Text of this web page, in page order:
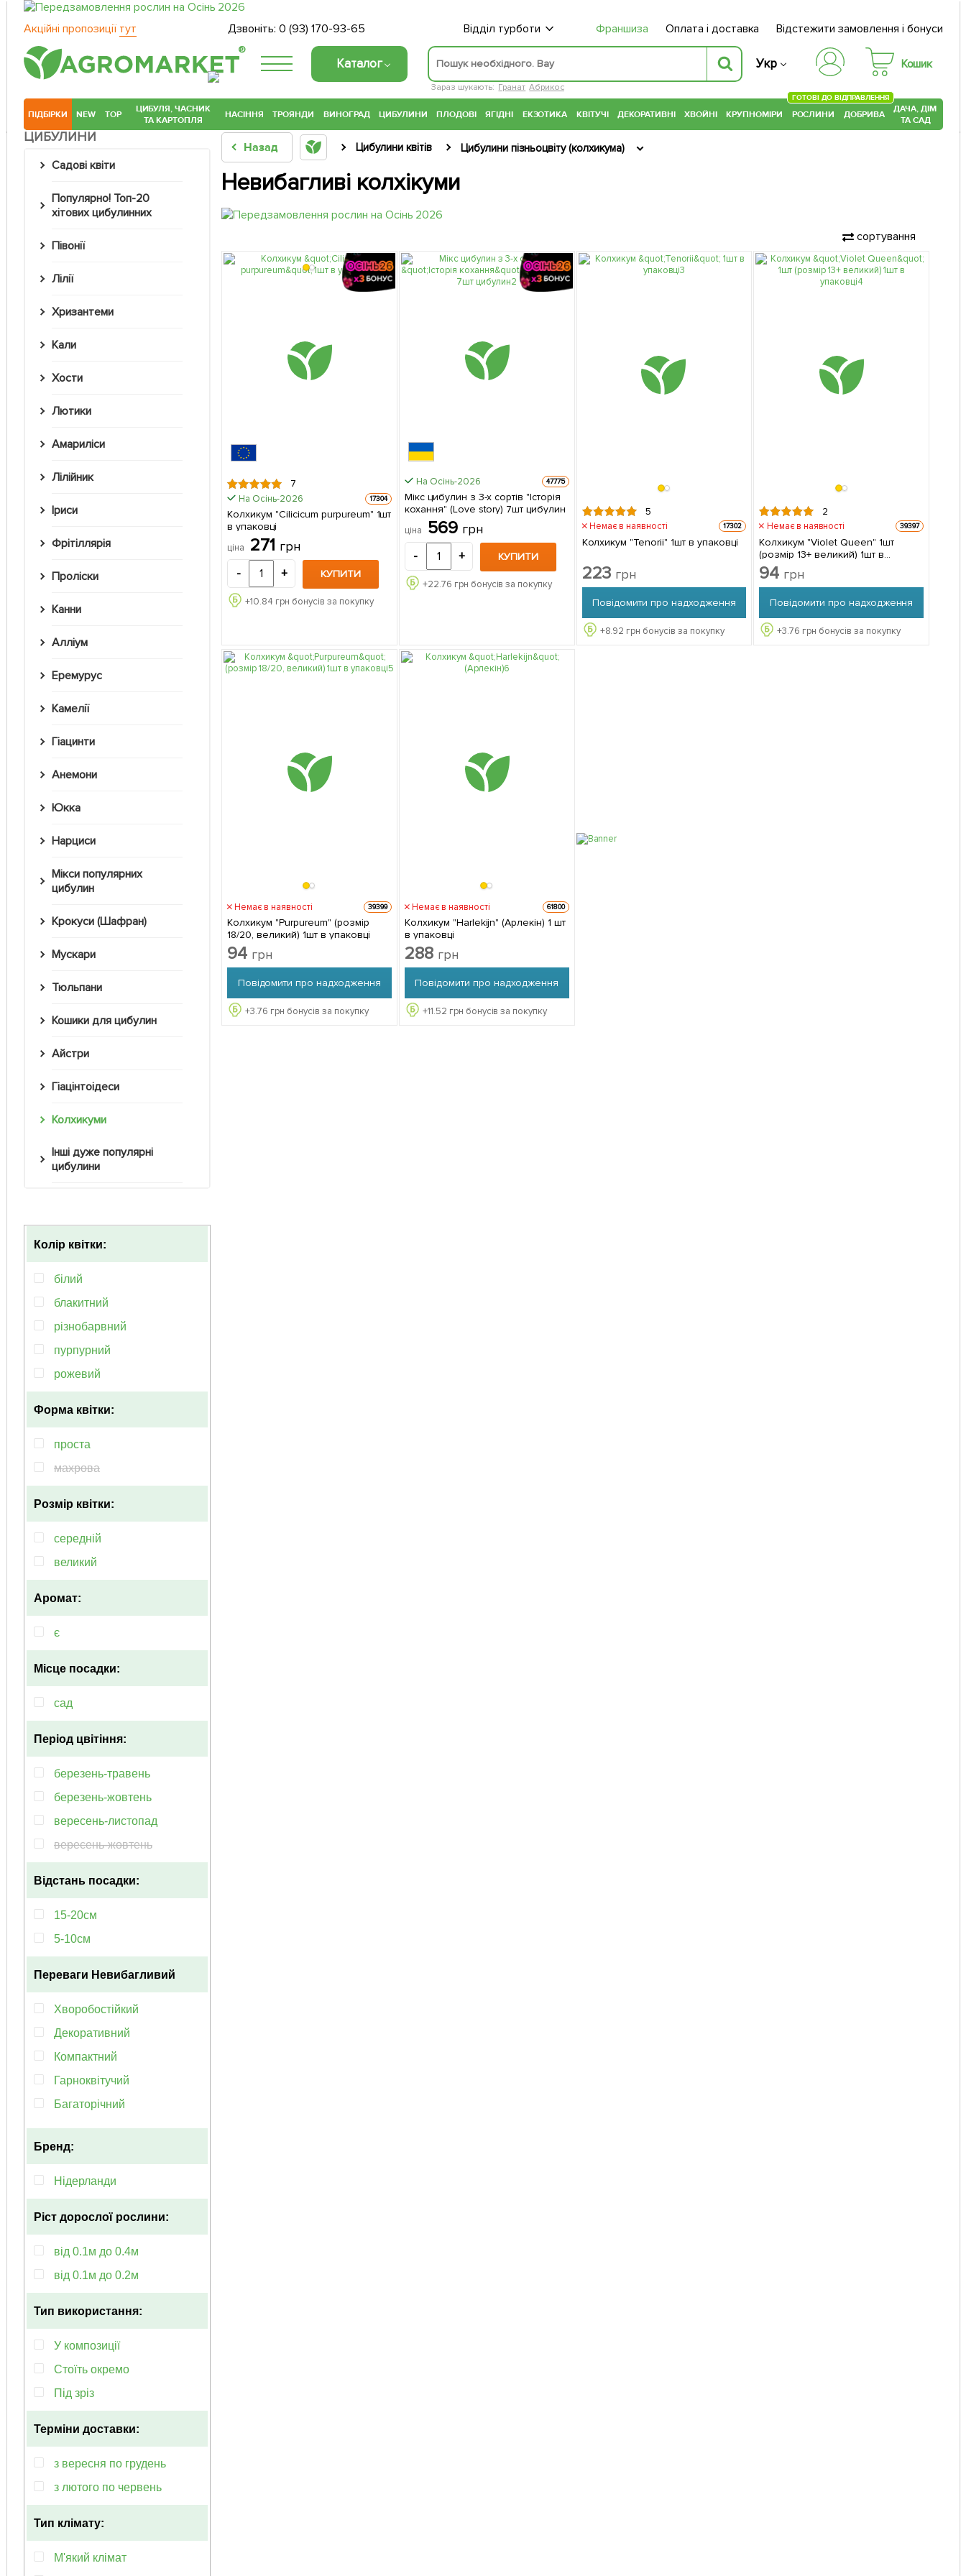
Акційні пропозиції тут Дзвоніть: 0 (93) 170-93-65 Відділ турботи Франшиза Оплата і доставка Відстежити замовлення і бонуси
®
Каталог
Зараз шукають: Гранат Абрикос
Укр Кошик
ПІДБІРКИ NEW TOP
ЦИБУЛЯ, ЧАСНИК
ТА КАРТОПЛЯ
НАСІННЯ ТРОЯНДИ ВИНОГРАД ЦИБУЛИНИ ПЛОДОВІ ЯГІДНІ ЕКЗОТИКА КВІТУЧІ ДЕКОРАТИВНІ ХВОЙНІ КРУПНОМІРИ РОСЛИНИ
ГОТОВІ ДО ВІДПРАВЛЕННЯ
ДОБРИВА
ДАЧА, ДІМ
ТА САД
ЦИБУЛИНИ
Садові квіти
Популярно! Топ-20
хітових цибулинних
Півонії
Лілії
Хризантеми
Кали
Хости
Лютики
Амариліси
Лілійник
Іриси
Фрітіллярія
Проліски
Канни
Алліум
Еремурус
Камелії
Гіацинти
Анемони
Юкка
Нарциси
Мікси популярних
цибулин
Крокуси (Шафран)
Мускари
Тюльпани
Кошики для цибулин
Айстри
Гіацінтоідеси
Колхикуми
Інші дуже популярні
цибулини
Колір квітки:
білий
блакитний
рiзнобарвний
пурпурний
рожевий
Форма квітки:
проста
махрова
Розмір квітки:
середній
великий
Аромат:
є
Місце посадки:
сад
Період цвітіння:
березень-травень
березень-жовтень
вересень-листопад
вересень-жовтень
Відстань посадки:
15-20см
5-10см
Переваги Невибагливий
Хворобостійкий
Декоративний
Компактний
Гарноквітучий
Багаторічний
Морозостійкий
Невибагливий
Популярний
Ранньоквітучий
Бренд:
Нідерланди
Ріст дорослої рослини:
від 0.1м до 0.4м
від 0.1м до 0.2м
Тип використання:
У композиції
Стоїть окремо
Під зріз
Терміни доставки:
з вересня по грудень
з лютого по червень
Тип клімату:
М'який клімат
Назад Цибулини квітів Цибулини пізньоцвіту (колхикума)
Невибагливі колхікуми
сортування
7
На Осінь-2026 17304
Колхикум "Cilicicum purpureum" 1шт
в упаковці
ціна 271 грн
- + КУПИТИ
+10.84 грн бонусів за покупку
На Осінь-2026 47775
Мікс цибулин з 3-х сортів "Історія
кохання" (Love story) 7шт цибулин
ціна 569 грн
- + КУПИТИ
+22.76 грн бонусів за покупку
5
Немає в наявності 17302
Колхикум "Tenorii" 1шт в упаковці
223 грн
Повідомити про надходження
+8.92 грн бонусів за покупку
2
Немає в наявності 39397
Колхикум "Violet Queen" 1шт
(розмір 13+ великий) 1шт в
упаковці
94 грн
Повідомити про надходження
+3.76 грн бонусів за покупку
Немає в наявності 39399
Колхикум "Purpureum" (розмір
18/20, великий) 1шт в упаковці
94 грн
Повідомити про надходження
+3.76 грн бонусів за покупку
Немає в наявності 61800
Колхикум "Harlekijn" (Арлекін) 1 шт
в упаковці
288 грн
Повідомити про надходження
+11.52 грн бонусів за покупку